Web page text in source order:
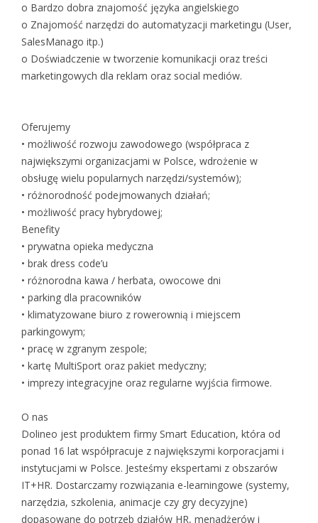
o Bardzo dobra znajomość języka angielskiego
o Znajomość narzędzi do automatyzacji marketingu (User,
SalesManago itp.)
o Doświadczenie w tworzenie komunikacji oraz treści
marketingowych dla reklam oraz social mediów.
Oferujemy
• możliwość rozwoju zawodowego (współpraca z
największymi organizacjami w Polsce, wdrożenie w
obsługę wielu popularnych narzędzi/systemów);
• różnorodność podejmowanych działań;
• możliwość pracy hybrydowej;
Benefity
• prywatna opieka medyczna
• brak dress code’u
• różnorodna kawa / herbata, owocowe dni
• parking dla pracowników
• klimatyzowane biuro z rowerownią i miejscem
parkingowym;
• pracę w zgranym zespole;
• kartę MultiSport oraz pakiet medyczny;
• imprezy integracyjne oraz regularne wyjścia firmowe.
O nas
Dolineo jest produktem firmy Smart Education, która od
ponad 16 lat współpracuje z największymi korporacjami i
instytucjami w Polsce. Jesteśmy ekspertami z obszarów
IT+HR. Dostarczamy rozwiązania e-learningowe (systemy,
narzędzia, szkolenia, animacje czy gry decyzyjne)
dopasowane do potrzeb działów HR, menadżerów i